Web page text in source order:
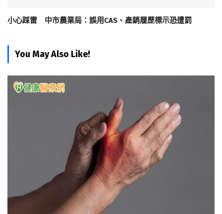
小心踩雷 中市農業局：誤用CAS、產銷履歷標示恐遭罰
You May Also Like!